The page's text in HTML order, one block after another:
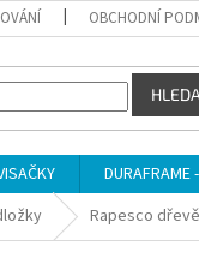
OBCHODNÍ
DURAFRAME
Rapesco